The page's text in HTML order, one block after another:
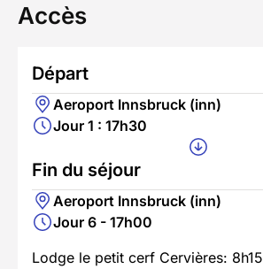
Accès
Départ
Aeroport Innsbruck (inn)
Jour 1 : 17h30
Fin du séjour
Aeroport Innsbruck (inn)
Jour 6 - 17h00
Lodge le petit cerf Cervières: 8h15